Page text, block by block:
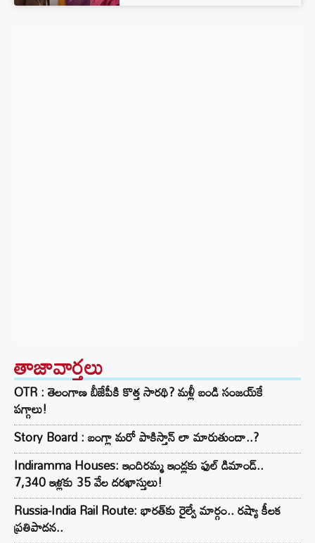
తాజావార్తలు
OTR : తెలంగాణ బీజేపీకి కొత్త సారథి? మళ్లీ బండి సంజయ్‌కే
పగ్గాలు!
Story Board : బంగ్లా మరో పాకిస్తాన్ లా మారుతుందా..?
Indiramma Houses: ఇందిరమ్మ ఇండ్లకు ఫుల్ డిమాండ్..
7,340 ఇళ్లకు 35 వేల దరఖాస్తులు!
Russia-India Rail Route: భారత్‌కు రైల్వే మార్గం.. రష్యా కీలక
ప్రతిపాదన..